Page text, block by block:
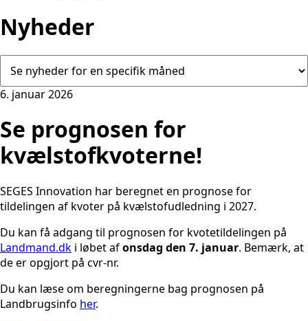
Nyheder
6. januar 2026
Se prognosen for
kvælstofkvoterne!
SEGES Innovation har beregnet en prognose for
tildelingen af kvoter på kvælstofudledning i 2027.
Du kan få adgang til prognosen for kvotetildelingen på
Landmand.dk i løbet afonsdag den 7. januar. Bemærk, at
de er opgjort på cvr-nr.
Du kan læse om beregningerne bag prognosen på
Landbrugsinfo her.